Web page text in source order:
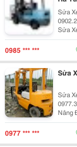
Sửa
Sửa
Sửa
0985 *** ***
Sửa
Sửa
0977.311.776 Chuyên
Nâng
Điện, Dầu,
Bảo
0977 *** ***